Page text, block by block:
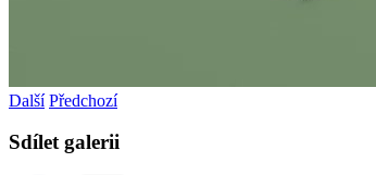
Další Předchozí
Sdílet galerii